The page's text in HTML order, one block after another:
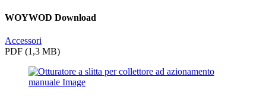
WOYWOD Download
Accessori
PDF (1,3 MB)